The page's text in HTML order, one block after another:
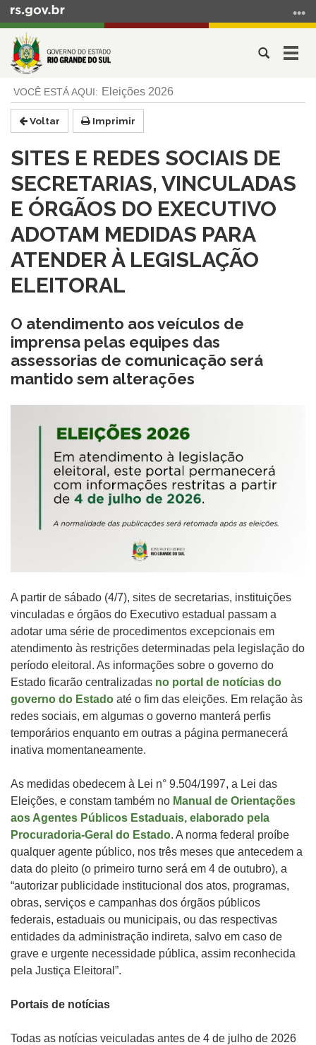
para
conteúdo
para
menu
para
busca
Abrir
do
conteúdo
Eleições 2026
Voltar Imprimir
SITES E REDES SOCIAIS DE
SECRETARIAS, VINCULADAS
E ÓRGÃOS DO EXECUTIVO
ADOTAM MEDIDAS PARA
ATENDER À LEGISLAÇÃO
ELEITORAL
O atendimento aos veículos de
imprensa pelas equipes das
assessorias de comunicação será
mantido sem alterações
A partir de sábado (4/7), sites de secretarias, instituições
vinculadas e órgãos do Executivo estadual passam a
adotar uma série de procedimentos excepcionais em
atendimento às restrições determinadas pela legislação do
período eleitoral. As informações sobre o governo do
Estado ficarão centralizadas no portal de notícias do
governo do Estado até o fim das eleições. Em relação às
redes sociais, em algumas o governo manterá perfis
temporários enquanto em outras a página permanecerá
inativa momentaneamente.
As medidas obedecem à Lei n° 9.504/1997, a Lei das
Eleições, e constam também no Manual de Orientações
aos Agentes Públicos Estaduais, elaborado pela
Procuradoria-Geral do Estado. A norma federal proíbe
qualquer agente público, nos três meses que antecedem a
data do pleito (o primeiro turno será em 4 de outubro), a
“autorizar publicidade institucional dos atos, programas,
obras, serviços e campanhas dos órgãos públicos
federais, estaduais ou municipais, ou das respectivas
entidades da administração indireta, salvo em caso de
grave e urgente necessidade pública, assim reconhecida
pela Justiça Eleitoral”.
Portais de notícias
Todas as notícias veiculadas antes de 4 de julho de 2026